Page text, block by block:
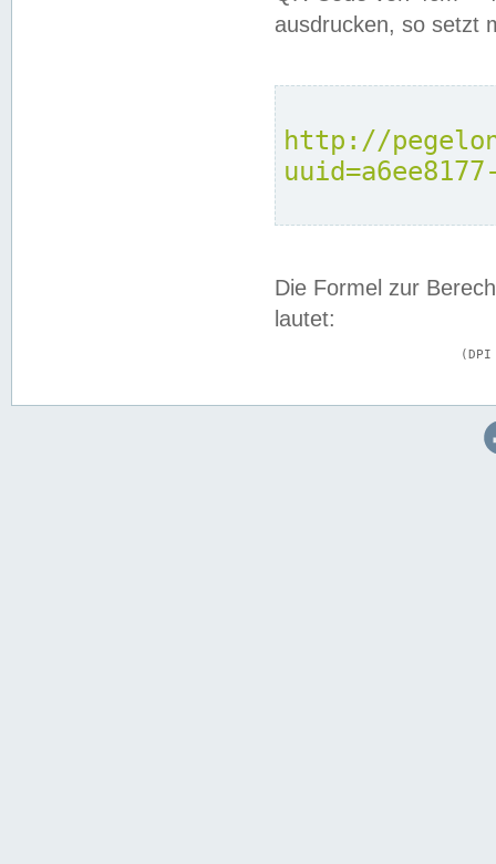
ausdrucken, so setzt
http://
Die Formel zur
lautet: